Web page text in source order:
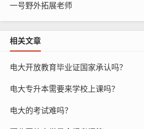
一号野外拓展老师
相关文章
电大开放教育毕业证国家承认吗？
电大专升本需要来学校上课吗？
电大的考试难吗？